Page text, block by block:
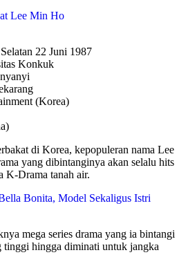
Lee Min Ho
22 Juni 1987
Konkuk
(Korea)
di Korea, kepopuleran nama Lee
yang dibintanginya akan selalu hits
K-Drama tanah air.
Bonita, Model Sekaligus Istri
mega series drama yang ia bintangi
hingga diminati untuk jangka